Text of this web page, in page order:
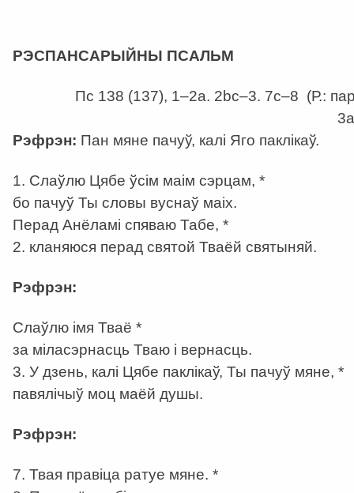
РЭСПАНСАРЫЙНЫ ПСАЛЬМ
Пс 138 (137), 1–2а. 2bc–3. 7c–8 (Р.:
Рэфрэн: Пан мяне пачуў, калі Яго паклікаў.
1. Слаўлю Цябе ўсім маім сэрцам, *
бо пачуў Ты словы вуснаў маіх.
Перад Анёламі спяваю Табе, *
2. кланяюся перад святой Тваёй святыняй.
Рэфрэн:
Слаўлю імя Тваё *
за міласэрнасць Тваю і вернасць.
3. У дзень, калі Цябе паклікаў, Ты пачуў мяне, *
павялічыў моц маёй душы.
Рэфрэн:
7. Твая правіца ратуе мяне. *